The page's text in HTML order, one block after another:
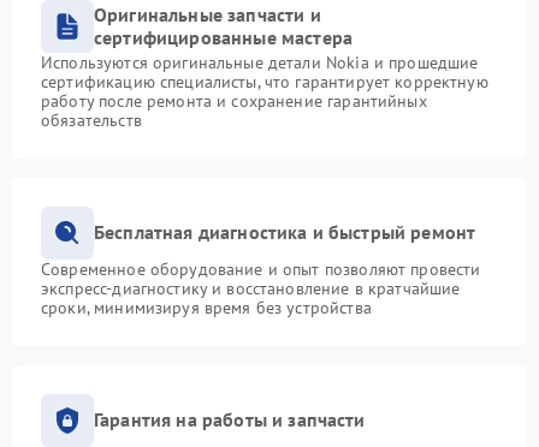
Оригинальные запчасти и
сертифицированные мастера
Используются оригинальные детали Nokia и прошедшие
сертификацию специалисты, что гарантирует корректную
работу после ремонта и сохранение гарантийных
обязательств
Бесплатная диагностика и быстрый ремонт
Современное оборудование и опыт позволяют провести
экспресс-диагностику и восстановление в кратчайшие
сроки, минимизируя время без устройства
Гарантия на работы и запчасти